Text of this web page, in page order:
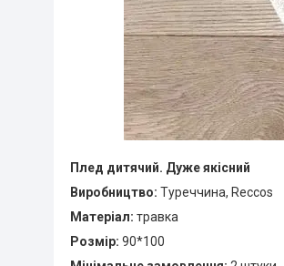
Плед дитячий. Дуже якісний
Виробництво: Туреччина, Reccos
Матеріал: травка
Розмір: 90*100